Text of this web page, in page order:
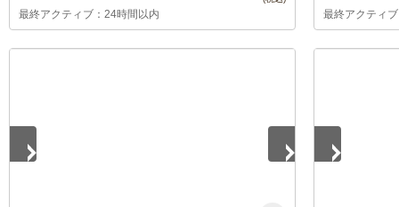
最終アクティブ：24時間以内 最終アクティ